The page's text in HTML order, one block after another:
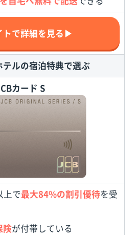
トで詳細を見る▶
ルの宿泊特典で選ぶ
カード S
上で最大84%の割引優待を受
険が付帯している